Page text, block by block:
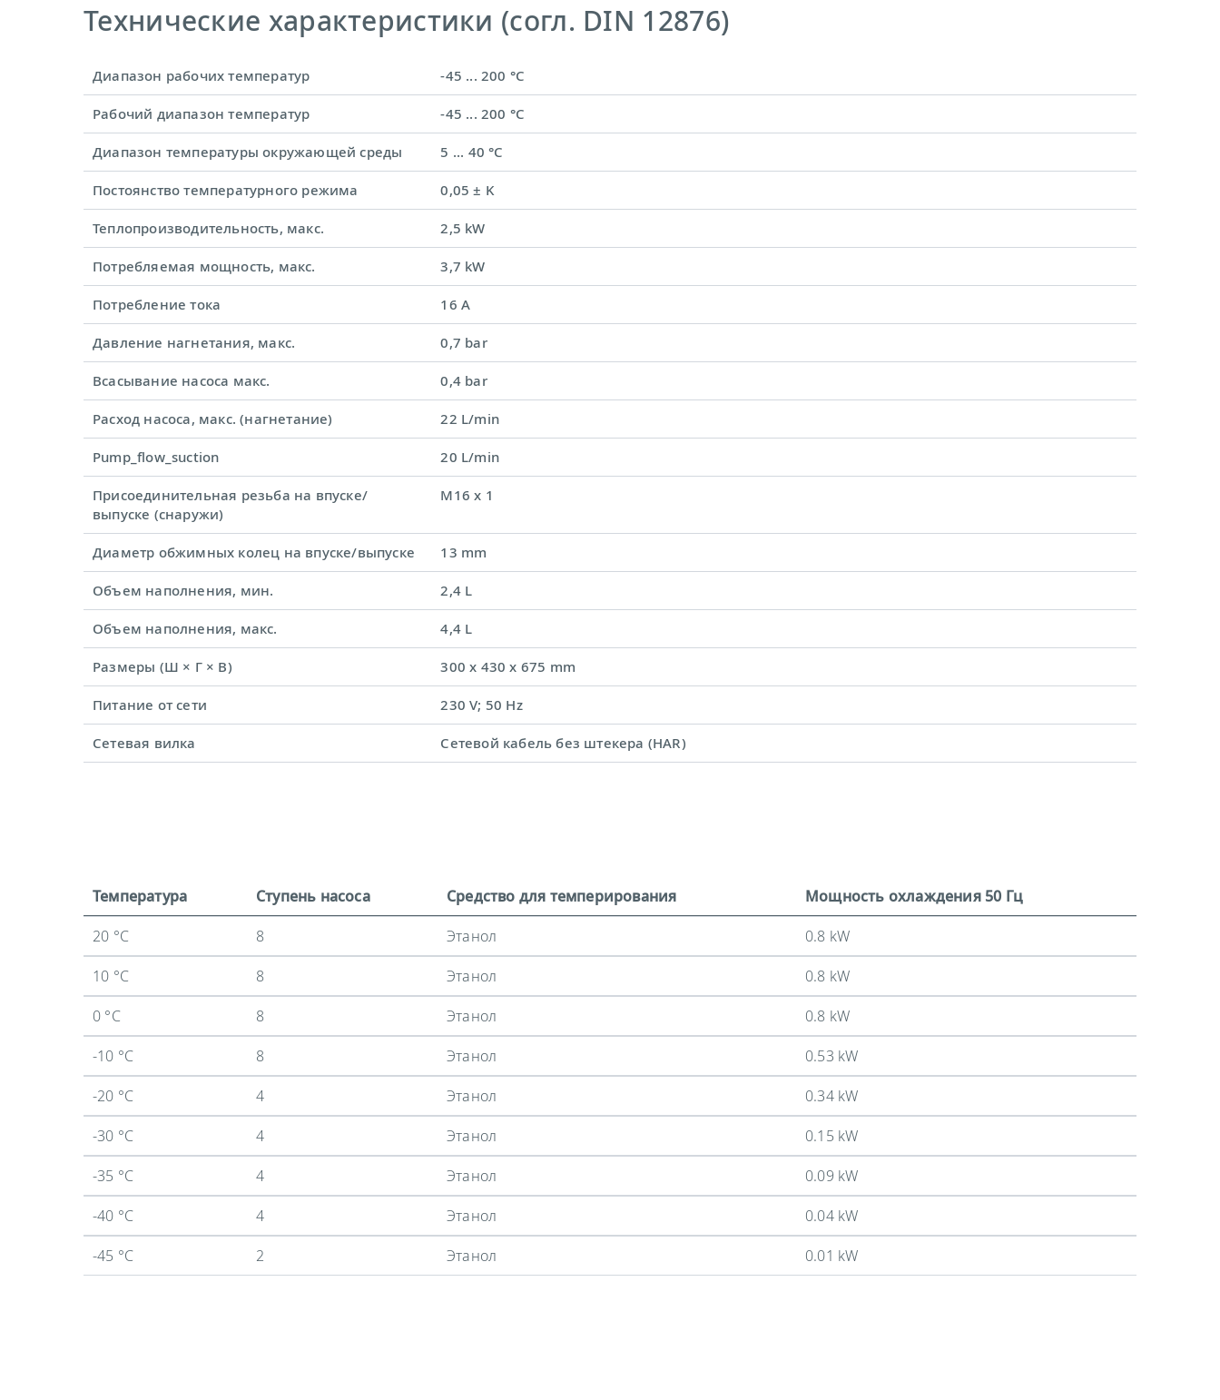
Технические характеристики (согл. DIN 12876)
Диапазон рабочих температур -45 ... 200 °C
Рабочий диапазон температур -45 ... 200 °C
Диапазон температуры окружающей среды 5 ... 40 °C
Постоянство температурного режима 0,05 ± K
Теплопроизводительность, макс. 2,5 kW
Потребляемая мощность, макс. 3,7 kW
Потребление тока 16 A
Давление нагнетания, макс. 0,7 bar
Всасывание насоса макс. 0,4 bar
Расход насоса, макс. (нагнетание) 22 L/min
Pump_flow_suction 20 L/min
Присоединительная резьба на впуске/
выпуске (снаружи)
M16 x 1
Диаметр обжимных колец на впуске/выпуске 13 mm
Объем наполнения, мин. 2,4 L
Объем наполнения, макс. 4,4 L
Размеры (Ш × Г × В) 300 x 430 x 675 mm
Питание от сети 230 V; 50 Hz
Сетевая вилка Сетевой кабель без штекера (HAR)
Температура Ступень насоса Средство для темперирования
Мощность охлаждения 50 Гц
20 °C
8 Этанол
0.8 kW
10 °C
8 Этанол
0.8 kW
0 °C
8 Этанол
0.8 kW
-10 °C
8 Этанол
0.53 kW
-20 °C
4 Этанол
0.34 kW
-30 °C
4 Этанол
0.15 kW
-35 °C
4 Этанол
0.09 kW
-40 °C
4 Этанол
0.04 kW
-45 °C
2 Этанол 0.01 kW